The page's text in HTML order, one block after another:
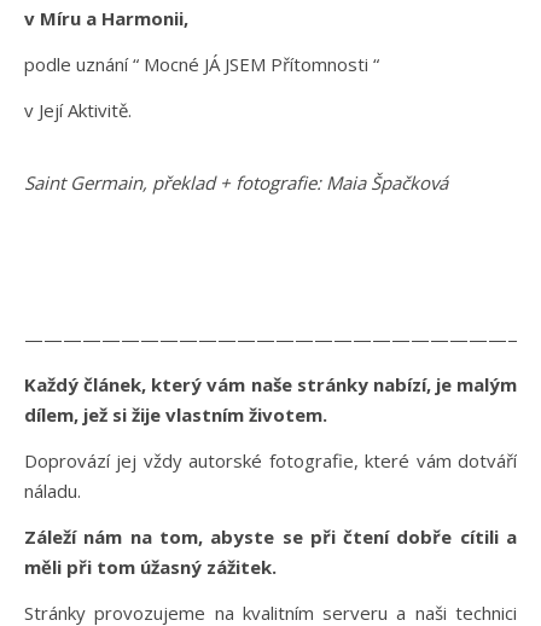
v Míru a Harmonii,
podle uznání “ Mocné JÁ JSEM Přítomnosti “
v Její Aktivitě.
Saint Germain, překlad + fotografie: Maia Špačková
Každý článek, který vám naše stránky nabízí, je malým
dílem, jež si žije vlastním životem.
Doprovází jej vždy autorské fotografie, které vám dotváří
náladu.
Záleží nám na tom, abyste se při čtení dobře cítili a
měli při tom úžasný zážitek.
Stránky provozujeme na kvalitním serveru a naši technici